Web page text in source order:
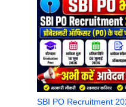
SBI PO Recruitment